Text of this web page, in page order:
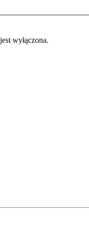
wyłączona.